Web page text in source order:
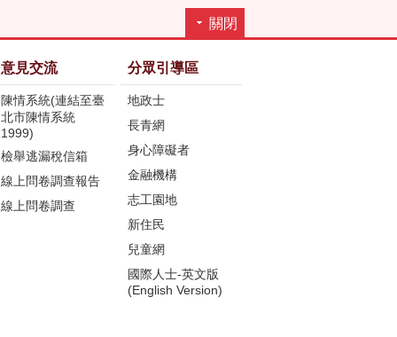
關閉
意見交流
陳情系統(連結至臺
北市陳情系統
1999)
檢舉逃漏稅信箱
線上問卷調查報告
線上問卷調查
分眾引導區
地政士
長青網
身心障礙者
金融機構
志工園地
新住民
兒童網
國際人士-英文版
(English Version)